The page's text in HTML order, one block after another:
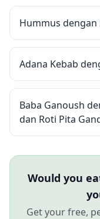
Hummus
Adana Kebab
Baba Ganoush
dan Roti Pita
Would you
Get your free,